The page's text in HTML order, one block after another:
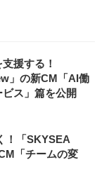
援する！
」の新CM「AI働
ス」篇を公開
！「SKYSEA
「チームの変